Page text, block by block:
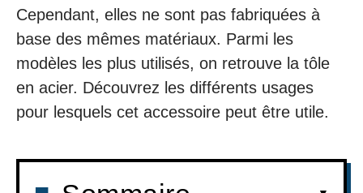
Cependant, elles ne sont pas fabriquées à
base des mêmes matériaux. Parmi les
modèles les plus utilisés, on retrouve la tôle
en acier. Découvrez les différents usages
pour lesquels cet accessoire peut être utile.